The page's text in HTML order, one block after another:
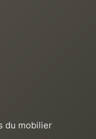
du mobilier